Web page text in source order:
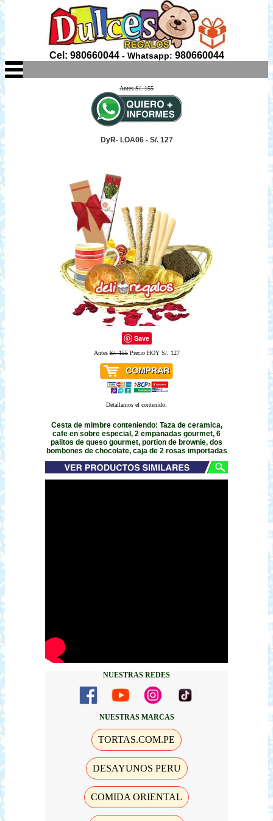
Cel: 980660044- Whatsapp: 980660044
Antes S/. 155
DyR- LOA06 - S/. 127
Save
AntesS/. 155Precio HOY S/. 127
Detallamos el contenido:
Cesta de mimbre conteniendo: Taza de ceramica,
cafe en sobre especial, 2 empanadas gourmet, 6
palitos de queso gourmet, portion de brownie, dos
bombones de chocolate, caja de 2 rosas importadas
NUESTRAS REDES
NUESTRAS MARCAS
TORTAS.COM.PE
DESAYUNOS PERU
COMIDA ORIENTAL